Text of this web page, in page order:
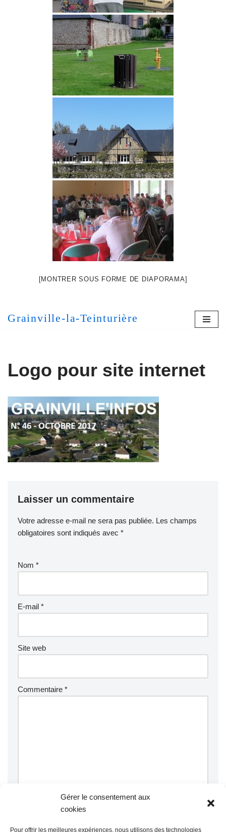
Gérer le consentement aux
cookies
Pour offrir les meilleures expériences, nous utilisons des technologies
[MONTRER SOUS FORME DE DIAPORAMA]
Grainville-la-Teinturière
Logo pour site internet
Laisser un commentaire
Votre adresse e-mail ne sera pas publiée. Les champs
obligatoires sont indiqués avec *
Nom *
E-mail *
Site web
Commentaire *